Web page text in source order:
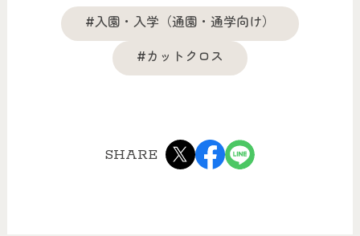
#入園・入学（通園・通学向け）
#カットクロス
SHARE